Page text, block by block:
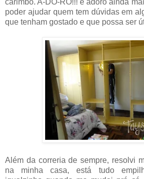
poder ajudar quem tem dúvidas em
que tenham gostado e que possa ser
Além da correria de sempre, resolvi
na minha casa, está tudo